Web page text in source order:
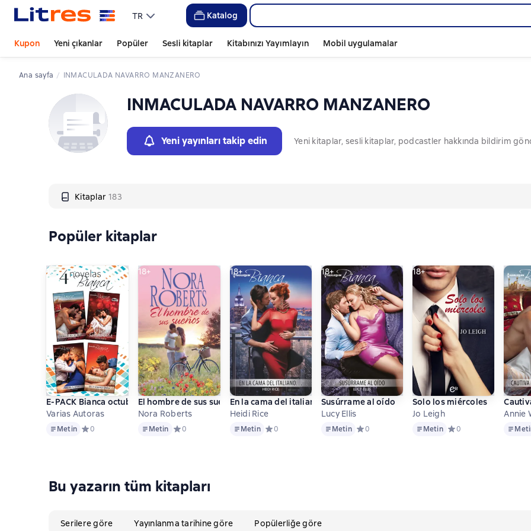
TR Katalog
Kupon Yeni çıkanlar Popüler Sesli kitaplar Kitabınızı Yayımlayın Mobil uygulamalar
Ana sayfa INMACULADA NAVARRO MANZANERO
INMACULADA NAVARRO MANZANERO
Yeni yayınları takip edin Yeni kitaplar, sesli kitaplar, podcastler hakkında bildirim
Kitaplar 183
Слайдер с книгами
Popüler kitaplar
18+
E-PACK Bianca octubre 2 2017
Varias Autoras
MetinMetin Средний рейтинг 0 на основе 0 оценок
0
18+
El hombre de sus sueños
Nora Roberts
MetinMetin Средний рейтинг 0 на основе 0 оценок
0
18+
En la cama del italiano…
Heidi Rice
MetinMetin Средний рейтинг 0 на основе 0 оценок
0
18+
Susúrrame al oído
Lucy Ellis
MetinMetin Средний рейтинг 0 на основе 0 оценок
0
18+
Solo los miércoles
Jo Leigh
MetinMetin Средний рейтинг 0 на
0
Annie
Metin
Bu yazarın tüm kitapları
Serilere göre Yayınlanma tarihine göre Popülerliğe göre